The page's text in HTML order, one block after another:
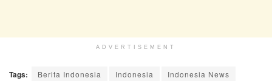
ADVERTISEMENT
Tags: Berita Indonesia Indonesia
Indonesia News